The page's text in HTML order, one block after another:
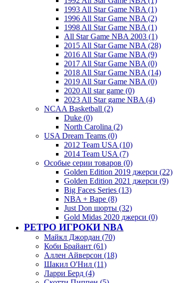
1993 All Star Game NBA (1)
1996 All Star Game NBA (2)
1998 All Star Game NBA (1)
All Star Game NBA 2003 (1)
2015 All Star Game NBA (28)
2016 All Star Game NBA (9)
2017 All Star Game NBA (0)
2018 All Star Game NBA (14)
2019 All Star Game NBA (0)
2020 All star game (0)
2023 All Star game NBA (4)
NCAA Basketball (2)
Duke (0)
North Carolina (2)
USA Dream Teams (0)
2012 Team USA (10)
2014 Team USA (7)
Особые серии товаров (0)
Golden Edition 2019 джерси (22)
Golden Edition 2021 джерси (9)
Big Faces Series (13)
NBA + Bape (8)
Just Don шорты (32)
Gold Midas 2020 джерси (0)
РЕТРО ИГРОКИ NBA
Майкл Джордан (70)
Коби Брайант (61)
Аллен Айверсон (18)
Шакил О'Нил (11)
Ларри Берд (4)